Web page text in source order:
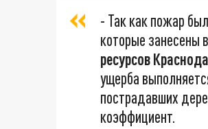
- Так как пожар
которые занесены
ресурсов
ущерба
пострадавших
коэффициент.